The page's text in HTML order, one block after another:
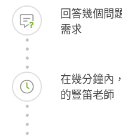
回答幾個問
需求
在幾分鐘內
的豎笛老師